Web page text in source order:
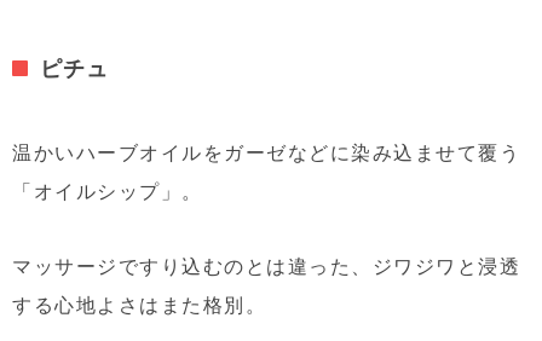
ピチュ
温かいハーブオイルをガーゼなどに染み込ませて覆う
「オイルシップ」。
マッサージですり込むのとは違った、ジワジワと浸透
する心地よさはまた格別。